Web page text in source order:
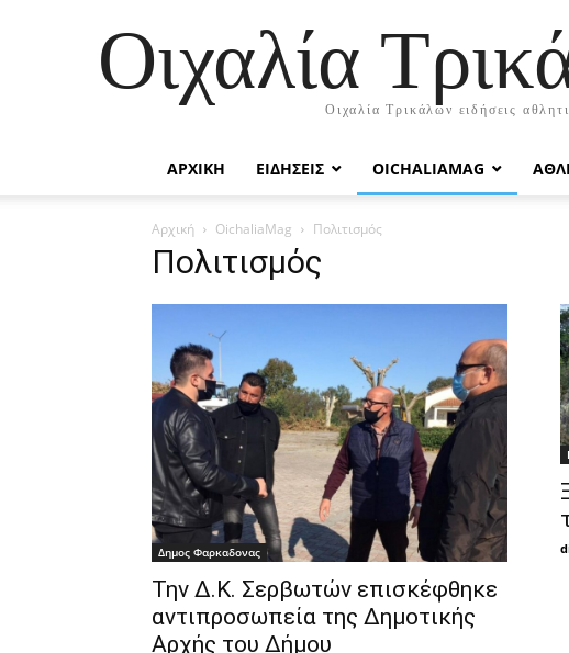
Οιχαλία
Οιχαλία Τρικάλων ειδήσεις
ΑΡΧΙΚΉ ΕΙΔΗΣΕΙΣ OICHALIAMAG
Αρχική OichaliaMag Πολιτισμός
Πολιτισμός
Δημος Φαρκαδονας
Την Δ.Κ. Σερβωτών επισκέφθηκε
αντιπροσωπεία της Δημοτικής
Αρχής του Δήμου